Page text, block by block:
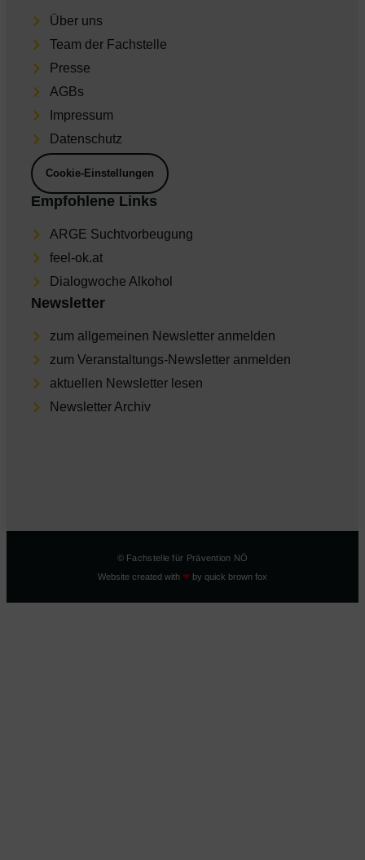
Über uns
Team der Fachstelle
Presse
AGBs
Impres­sum
Daten­schutz
Cookie-Einstellungen
Empfohlene Links
ARGE Suchtvorbeugung
feel-ok.at
Dia­log­wo­che Alkohol
Newsletter
zum allgemeinen Newsletter anmelden
zum Veranstaltungs-Newsletter anmelden
aktu­el­len Newsletter lesen
Newsletter Archiv
© Fachstelle für Prävention NÖ
Website created with ❤ by quick brown fox